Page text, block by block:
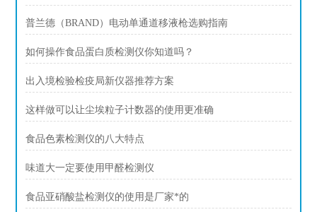
普兰德（BRAND）电动单通道移液枪选购指南
如何操作食品蛋白质检测仪你知道吗？
出入境检验检疫局新仪器推荐方案
这样做可以让尘埃粒子计数器的使用更准确
食品色素检测仪的八大特点
味道大一定要使用甲醛检测仪
食品亚硝酸盐检测仪的使用是厂家*的